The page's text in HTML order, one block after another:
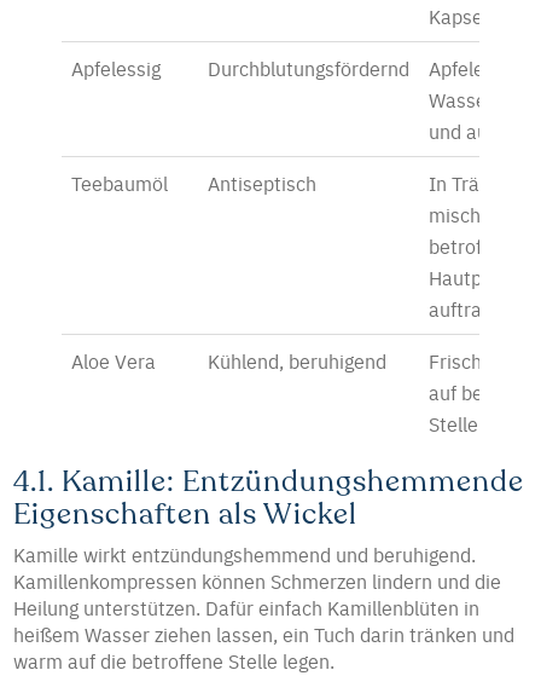
Kapseln
Apfelessig
Durchblutungsfördernd
Apfelessig
Wasser
und
Teebaumöl
Antiseptisch
In Trägeröl
mischen, auf
betroffene
Hautpartie
auftragen
Aloe Vera
Kühlend, beruhigend
Frisches
auf
Stelle
4.1. Kamille: Entzündungshemmende
Eigenschaften als Wickel
Kamille wirkt entzündungshemmend und beruhigend.
Kamillenkompressen können Schmerzen lindern und die
Heilung unterstützen. Dafür einfach Kamillenblüten in
heißem Wasser ziehen lassen, ein Tuch darin tränken und
warm auf die betroffene Stelle legen.